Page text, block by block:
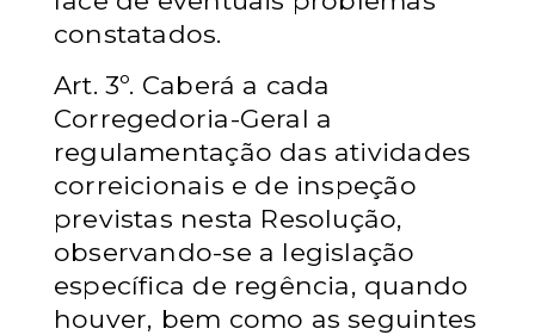
constatados.
Art. 3º. Caberá a cada
Corregedoria-Geral a
regulamentação das atividades
correicionais e de inspeção
previstas nesta Resolução,
observando-se a legislação
específica de regência, quando
houver, bem como as seguintes